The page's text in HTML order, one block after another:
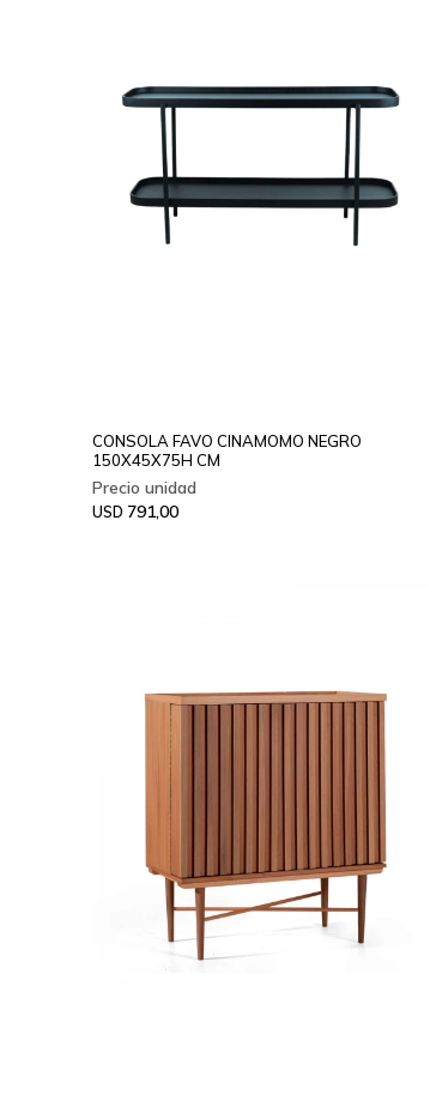
CONSOLA FAVO CINAMOMO NEGRO
150X45X75H CM
USD 791,00